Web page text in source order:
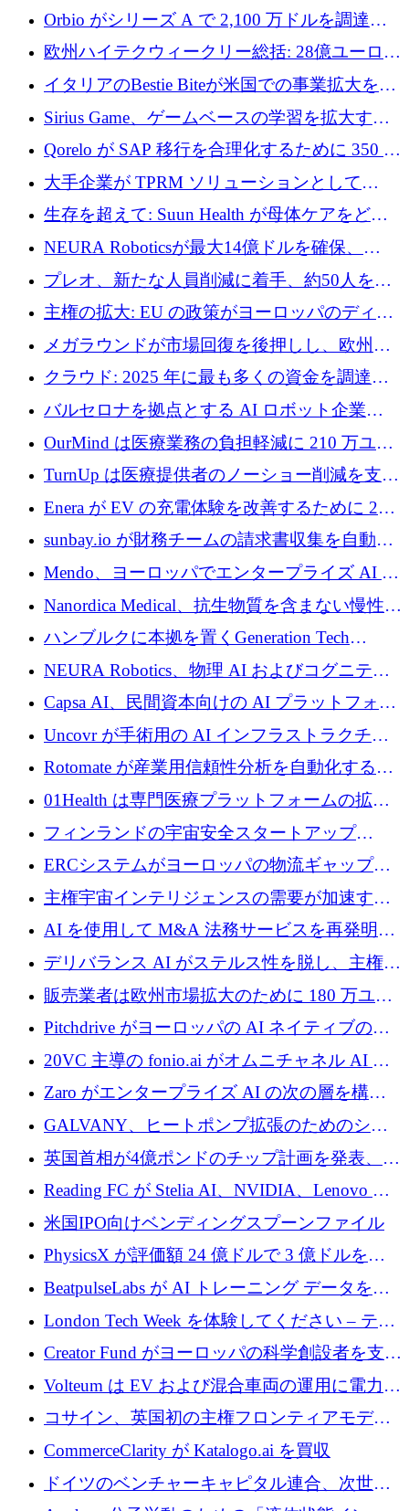
アグリテクノロジーのイノベーションを支援
するファンド III の初回クローズ額が 1 億ドル
に到達
Orbio がシリーズ A で 2,100 万ドルを調達、
AI 労働力管理を世界の最前線の労働者に提供
欧州ハイテクウィークリー総括: 28億ユーロの
取引と5月のハイライト
イタリアのBestie Biteが米国での事業拡大を加
速するために150万ユーロを調達
Sirius Game、ゲームベースの学習を拡大する
ために 130 万ユーロの資金調達を完了
Qorelo が SAP 移行を合理化するために 350 万
ドルを調達
大手企業が TPRM ソリューションとして
Vanta を選択する理由
生存を超えて: Suun Health が母体ケアをどの
ように再考しているか
NEURA Roboticsが最大14億ドルを確保、
Bending Spoonsが米国IPOを申請、英国首相が
4億ポンドのチップ計画を発表
プレオ、新たな人員削減に着手、約50人を解
雇
主権の拡大: EU の政策がヨーロッパのディー
プテック戦略をどのように再構築しているか
メガラウンドが市場回復を後押しし、欧州の
ハイテク資金調達は5月に105億ユーロに回復
クラウド: 2025 年に最も多くの資金を調達し
た 10 社
バルセロナを拠点とする AI ロボット企業
Theker が 8,500 万ドルを調達
OurMind は医療業務の負担軽減に 210 万ユー
ロを寄付
TurnUp は医療提供者のノーショー削減を支援
するために 200 万ユーロを調達
Enera が EV の充電体験を改善するために 200
万ドルを調達
sunbay.io が財務チームの請求書収集を自動化
するために 55 万ユーロを調達
Mendo、ヨーロッパでエンタープライズ AI 導
入を拡大するために 1,200 万ユーロを確保
Nanordica Medical、抗生物質を含まない慢性創
傷治療薬を市場に投入するために 160 万ユー
ロを調達
ハンブルクに本拠を置くGeneration Tech
Partnersが5,000万ユーロのAIロールアップファ
NEURA Robotics、物理 AI およびコグニティ
ブ ロボティクス プラットフォームを拡張する
ためにシリーズ C で最大 14 億ドルを確保
Capsa AI、民間資本向けの AI プラットフォー
ムを拡大するために 1,800 万ドルを調達
Uncovr が手術用の AI インフラストラクチャ
を構築するために 700 万ドルを調達
Rotomate が産業用信頼性分析を自動化するた
めに 210 万ユーロを調達
01Health は専門医療プラットフォームの拡大
に 1,500 万ドルを確保
フィンランドの宇宙安全スタートアップ
Aavuus が、スペースデブリ追跡に取り組むプ
レシード資金を獲得
ERCシステムがヨーロッパの物流ギャップを
埋めるために設計された重量物運搬用eVTOL
であるVictorを発表
主権宇宙インテリジェンスの需要が加速する
中、ICEYEは評価額100億ユーロ以上で4億
AI を使用して M&A 法務サービスを再発明す
るために 110 万ユーロを適切に確保
デリバランス AI がステルス性を脱し、主権の
あるエンタープライズ AI を強化
販売業者は欧州市場拡大のために 180 万ユー
ロを確保
Pitchdrive がヨーロッパの AI ネイティブの創
業者を支援するために 6,000 万ユーロを調達
20VC 主導の fonio.ai がオムニチャネル AI プ
ラットフォームのために 1,700 万ドルを調達
Zaro がエンタープライズ AI の次の層を構築
するために 510 万ドルを獲得
GALVANY、ヒートポンプ拡張のためのシー
ドラウンドで1,000万ユーロを確保
英国首相が4億ポンドのチップ計画を発表、英
国の新興企業は「ここで拡大」し「ここに留
まる」
Reading FC が Stelia AI、NVIDIA、Lenovo と
協力して AI Center of Excellence を立ち上げ
米国IPO向けベンディングスプーンファイル
PhysicsX が評価額 24 億ドルで 3 億ドルを調
達
BeatpulseLabs が AI トレーニング データを拡
張するために 180 万ドルのプレシードを調達
London Tech Week を体験してください – テク
ノロジーがヨーロッパのイノベーションの未
来を形作る場所
Creator Fund がヨーロッパの科学創設者を支援
するために 5,600 万ドルを調達
Volteum は EV および混合車両の運用に電力を
供給するために 250 万ユーロを寄付
コサイン、英国初の主権フロンティアモデル
で業界の支援を確保
CommerceClarity が Katalogo.ai を買収
ドイツのベンチャーキャピタル連合、次世代
スタートアップの成長に向けて機関投資家へ